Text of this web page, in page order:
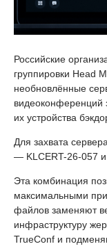
Российские
группировки Head
необновлённые
видеоконференций
их устройства
Для захвата
— KLCERT-26-057 и
Эта комбинация
максимальными
файлов заменяют
инфраструктуру
TrueConf и